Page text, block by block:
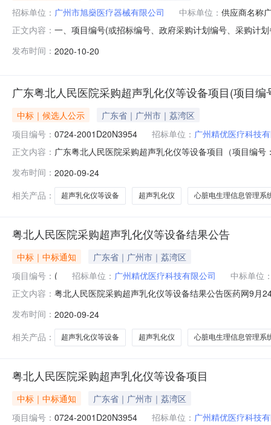
招标单位： 广州市旭燊医疗器械有限公司 中标单位： 供应商名称
正文内容： 一、项目编号(或招标编号、政府采购计划编号、采购计
要标的信息货物类序号标的名称品牌(如有)规格型号数
发布时间： 2020-10-20
广东粤北人民医院采购超声乳化仪等设备项目(项目
中标｜候选人公示
广东省｜广州市｜荔湾区
项目编号： 0724-2001D20N3954 招标单位： 广州精优医疗科技
正文内容： 广东粤北人民医院采购超声乳化仪等设备项目（项目编
一、项目编号（或招标编号、政府采购计划编号、采购
发布时间： 2020-09-24
相关产品：
超声乳化仪等设备 超声乳化仪 心脏电生理信息管理系
粤北人民医院采购超声乳化仪等设备结果公告
中标｜中标通知
广东省｜广州市｜荔湾区
项目编号： ( 招标单位： 广州精优医疗科技有限公司
中标单位
正文内容： 粤北人民医院采购超声乳化仪等设备结果公告医药网9月
江区北江北路；中标（成交）金额488900；备注包1。2
发布时间： 2020-09-24
相关产品：
超声乳化仪等设备 超声乳化仪 心脏电生理信息管理系
粤北人民医院采购超声乳化仪等设备项目
中标｜中标通知
广东省｜广州市｜荔湾区
项目编号： 0724-2001D20N3954 招标单位： 广州精优医疗科技